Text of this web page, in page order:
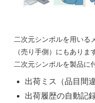
二次元シンボルを用いる
（売り手側）にもありま
二次元シンボルを製品に
出荷ミス（品目間
出荷履歴の自動記